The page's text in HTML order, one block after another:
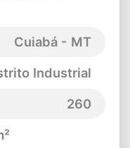
Cuiabá - MT
Industrial
260